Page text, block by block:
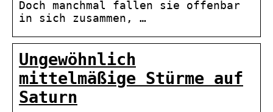
Doch manchmal fallen sie offenbar
in sich zusammen, …
Ungewöhnlich
mittelmäßige Stürme auf
Saturn